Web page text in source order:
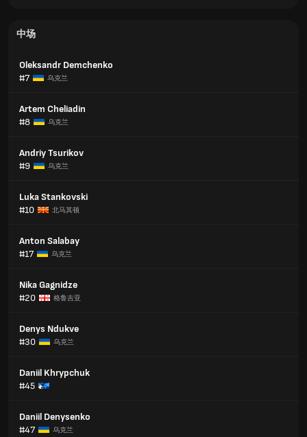
中场
Oleksandr Demchenko
#7
乌克兰
Artem Cheliadin
#8
乌克兰
Andriy Tsurikov
#9
乌克兰
Luka Stankovski
#10
北马其顿
Anton Salabay
#17
乌克兰
Nika Gagnidze
#20
格鲁吉亚
Denys Ndukve
#30
乌克兰
Daniil Khrypchuk
#45
Daniil Denysenko
#47
乌克兰